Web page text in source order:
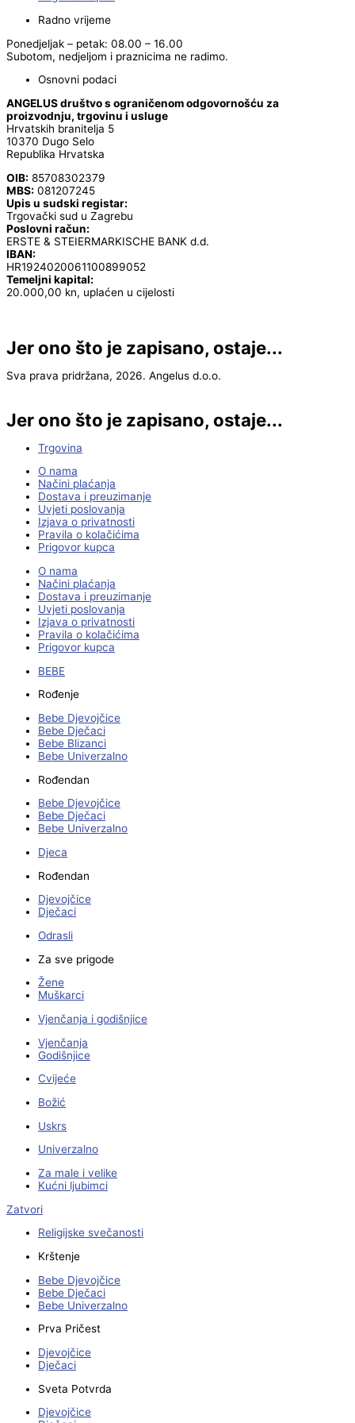
Radno vrijeme
Ponedjeljak – petak: 08.00 – 16.00
Subotom, nedjeljom i praznicima ne radimo.
Osnovni podaci
ANGELUS društvo s ograničenom odgovornošću za
proizvodnju, trgovinu i usluge
Hrvatskih branitelja 5
10370 Dugo Selo
Republika Hrvatska
OIB: 85708302379
MBS: 081207245
Upis u sudski registar:
Trgovački sud u Zagrebu
Poslovni račun:
ERSTE & STEIERMARKISCHE BANK d.d.
IBAN:
HR1924020061100899052
Temeljni kapital:
20.000,00 kn, uplaćen u cijelosti
Jer ono što je zapisano, ostaje...
Sva prava pridržana, 2026. Angelus d.o.o.
Jer ono što je zapisano, ostaje...
Trgovina
O nama
Načini plaćanja
Dostava i preuzimanje
Uvjeti poslovanja
Izjava o privatnosti
Pravila o kolačićima
Prigovor kupca
O nama
Načini plaćanja
Dostava i preuzimanje
Uvjeti poslovanja
Izjava o privatnosti
Pravila o kolačićima
Prigovor kupca
BEBE
Rođenje
Bebe Djevojčice
Bebe Dječaci
Bebe Blizanci
Bebe Univerzalno
Rođendan
Bebe Djevojčice
Bebe Dječaci
Bebe Univerzalno
Djeca
Rođendan
Djevojčice
Dječaci
Odrasli
Za sve prigode
Žene
Muškarci
Vjenčanja i godišnjice
Vjenčanja
Godišnjice
Cvijeće
Božić
Uskrs
Univerzalno
Za male i velike
Kućni ljubimci
Zatvori
Religijske svečanosti
Krštenje
Bebe Djevojčice
Bebe Dječaci
Bebe Univerzalno
Prva Pričest
Djevojčice
Dječaci
Sveta Potvrda
Djevojčice